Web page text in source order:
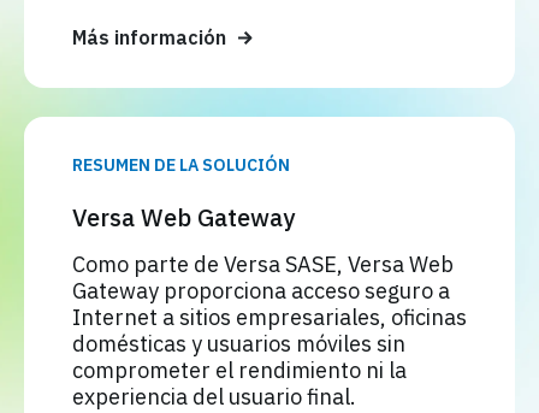
Más información
RESUMEN DE LA SOLUCIÓN
Versa Web Gateway
Como parte de Versa SASE, Versa Web
Gateway proporciona acceso seguro a
Internet a sitios empresariales, oficinas
domésticas y usuarios móviles sin
comprometer el rendimiento ni la
experiencia del usuario final.